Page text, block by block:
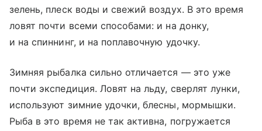
зелень, плеск воды и свежий воздух. В это время
ловят почти всеми способами: и на донку,
и на спиннинг, и на поплавочную удочку.
Зимняя рыбалка сильно отличается — это уже
почти экспедиция. Ловят на льду, сверлят лунки,
используют зимние удочки, блесны, мормышки.
Рыба в это время не так активна, погружается